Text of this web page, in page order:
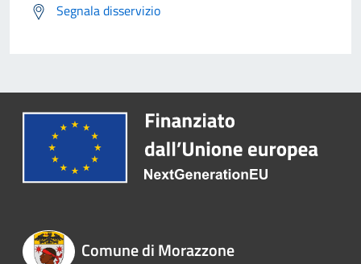
Segnala disservizio
Comune di Morazzone